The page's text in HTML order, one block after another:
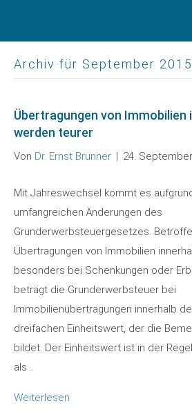
Archiv für September 2015
Übertragungen von Immobilien
werden teurer
Von Dr. Ernst Brunner | 24.
Mit Jahreswechsel kommt es
umfangreichen Änderungen des
Grunderwerbsteuergesetzes.
Übertragungen von Immobilien
besonders bei Schenkungen oder
beträgt die Grunderwerbsteuer bei
Immobilienübertragungen innerhalb
dreifachen Einheitswert, der die
bildet. Der Einheitswert ist in der
als…
Weiterlesen